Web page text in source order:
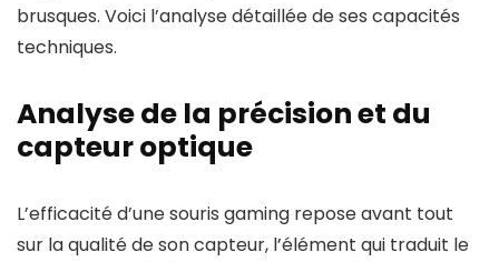
brusques. Voici l’analyse détaillée de ses capacités
techniques.
Analyse de la précision et du
capteur optique
L’efficacité d’une souris gaming repose avant tout
sur la qualité de son capteur, l’élément qui traduit le